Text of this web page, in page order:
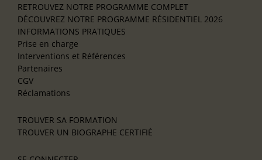
RETROUVEZ NOTRE PROGRAMME COMPLET
DÉCOUVREZ NOTRE PROGRAMME RÉSIDENTIEL 2026
INFORMATIONS PRATIQUES
Prise en charge
Interventions et Références
Partenaires
CGV
Réclamations
TROUVER SA FORMATION
TROUVER UN BIOGRAPHE CERTIFIÉ